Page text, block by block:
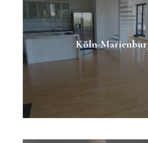
Köln-
Penthousewohnung mit
Zimmer: 3
Fläche: 133m²
Kaufpreis: 650.000 €